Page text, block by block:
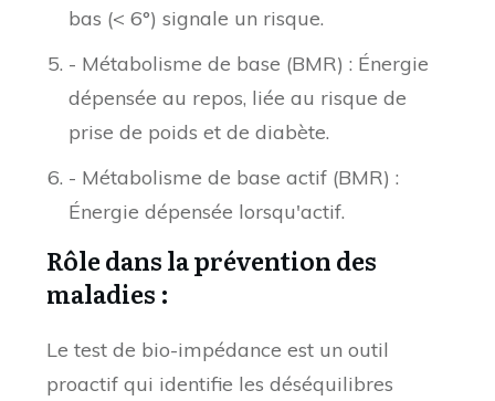
bas (< 6°) signale un risque.
- Métabolisme de base (BMR) : Énergie
dépensée au repos, liée au risque de
prise de poids et de diabète.
- Métabolisme de base actif (BMR) :
Énergie dépensée lorsqu'actif.
Rôle dans la prévention des
maladies :
Le test de bio-impédance est un outil
proactif qui identifie les déséquilibres